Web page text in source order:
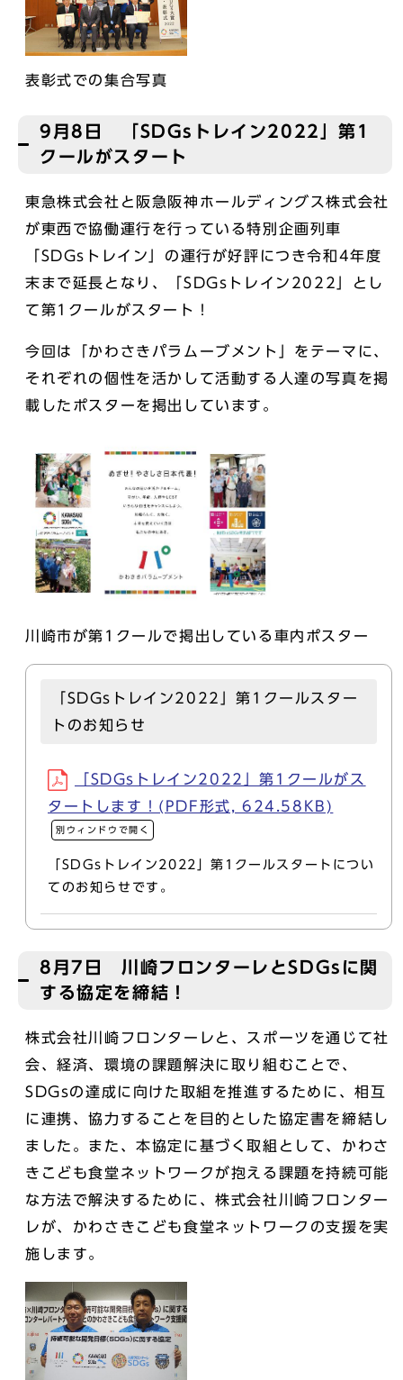
表彰式での集合写真
9月8日 「SDGsトレイン2022」第1
クールがスタート
東急株式会社と阪急阪神ホールディングス株式会社
が東西で協働運行を行っている特別企画列車
「SDGsトレイン」の運行が好評につき令和4年度
末まで延長となり、「SDGsトレイン2022」とし
て第1クールがスタート！
今回は「かわさきパラムーブメント」をテーマに、
それぞれの個性を活かして活動する人達の写真を掲
載したポスターを掲出しています。
川崎市が第1クールで掲出している車内ポスター
「SDGsトレイン2022」第1クールスター
トのお知らせ
「SDGsトレイン2022」第1クールがス
タートします！(PDF形式, 624.58KB)
別ウィンドウで開く
「SDGsトレイン2022」第1クールスタートについ
てのお知らせです。
8月7日 川崎フロンターレとSDGsに関
する協定を締結！
株式会社川崎フロンターレと、スポーツを通じて社
会、経済、環境の課題解決に取り組むことで、
SDGsの達成に向けた取組を推進するために、相互
に連携、協力することを目的とした協定書を締結し
ました。また、本協定に基づく取組として、かわさ
きこども食堂ネットワークが抱える課題を持続可能
な方法で解決するために、株式会社川崎フロンター
レが、かわさきこども食堂ネットワークの支援を実
施します。